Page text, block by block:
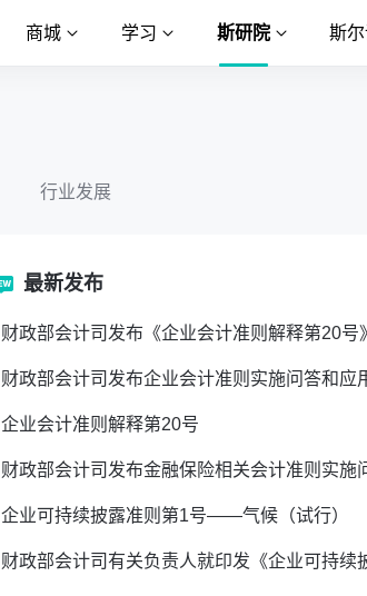
商城 学习 斯研院 斯
行业发展
最新发布
财政部会计司发布《企业会计准则解释第20号
财政部会计司发布企业会计准则实施问答和应
企业会计准则解释第20号
财政部会计司发布金融保险相关会计准则实施
企业可持续披露准则第1号——气候（试行）
财政部会计司有关负责人就印发《企业可持